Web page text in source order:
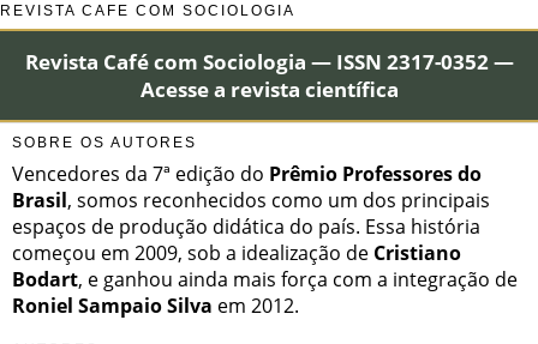
REVISTA CAFÉ COM SOCIOLOGIA
Revista Café com Sociologia — ISSN 2317-0352 —
Acesse a revista científica
SOBRE OS AUTORES
Vencedores da 7ª edição do Prêmio Professores do
Brasil, somos reconhecidos como um dos principais
espaços de produção didática do país. Essa história
começou em 2009, sob a idealização de Cristiano
Bodart, e ganhou ainda mais força com a integração de
Roniel Sampaio Silva em 2012.